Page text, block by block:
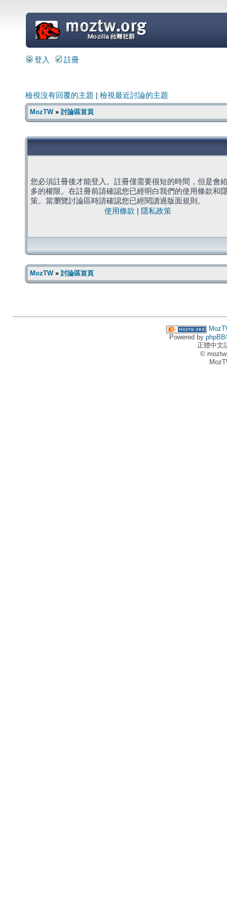
=
登入 註冊
檢視沒有回覆的主題 檢視最近討論的主題
MozTW» 討論區首頁
您必須註冊後才能登入。註冊僅需要很短的時間，但是會
多的權限。在註冊前請確認您已經明白我們的使用條款和
策。當瀏覽討論區時請確認您已經閱讀過版面規則。
使用條款
隱私政策
MozTW» 討論區首頁
Powered by phpBB
正體中文
©